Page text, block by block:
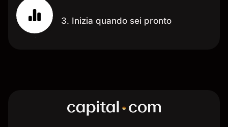
3. Inizia quando sei pronto